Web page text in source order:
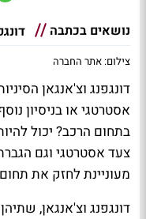
נושאים בכתבה
צילום: אתר החברה
דונגפנג וצ'אנגאן
אסטרטגי או בניסיון
בתחום הרכב? יכול
צעד אסטרטגי וגם
מעוניינת לחזק את
דונגפנג וצ'אנגאן,